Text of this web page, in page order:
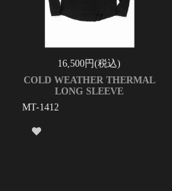
16,500円(税込)
COLD WEATHER THERMAL
LONG SLEEVE
MT-1412